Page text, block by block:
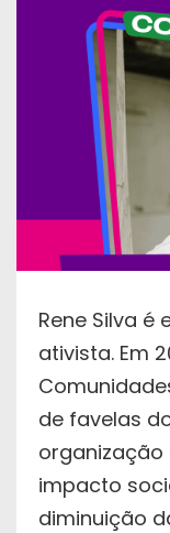
Rene Silva
ativista. Em
de favelas
organização
impacto
diminuição